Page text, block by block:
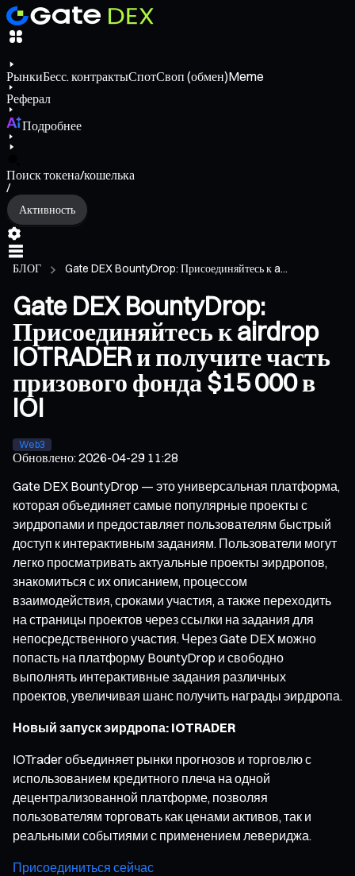
РынкиБесс. контрактыСпотСвоп (обмен)Meme
Реферал
Подробнее
Поиск токена/кошелька
/
Активность
БЛОГ Gate DEX BountyDrop: Присоединяйтесь к a...
Gate DEX BountyDrop:
Присоединяйтесь к airdrop
IOTRADER и получите часть
призового фонда $15 000 в
IOI
Web3
Обновлено:2026-04-29 11:28
Gate DEX BountyDrop — это универсальная платформа,
которая объединяет самые популярные проекты с
эирдропами и предоставляет пользователям быстрый
доступ к интерактивным заданиям. Пользователи могут
легко просматривать актуальные проекты эирдропов,
знакомиться с их описанием, процессом
взаимодействия, сроками участия, а также переходить
на страницы проектов через ссылки на задания для
непосредственного участия. Через Gate DEX можно
попасть на платформу BountyDrop и свободно
выполнять интерактивные задания различных
проектов, увеличивая шанс получить награды эирдропа.
Новый запуск эирдропа: IOTRADER
IOTrader объединяет рынки прогнозов и торговлю с
использованием кредитного плеча на одной
децентрализованной платформе, позволяя
пользователям торговать как ценами активов, так и
реальными событиями с применением левериджа.
Присоединиться сейчас